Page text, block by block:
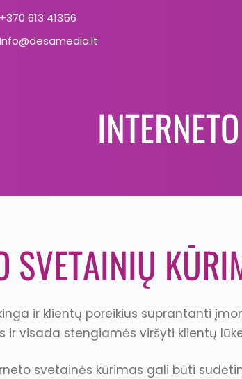
613 41356‬
SVETAINIŲ
ir klientų poreikius suprantanti
ir visada stengiamės viršyti klientų
svetainės kūrimas gali būti